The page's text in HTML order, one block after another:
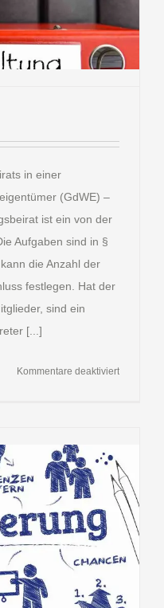
erklärt
in einer
(GdWE) –
ist ein von der
Aufgaben sind in §
die Anzahl der
festlegen. Hat der
sind ein
[...]
Kommentare deaktiviertfür
einer
GdWE
–
einfach
erklärt